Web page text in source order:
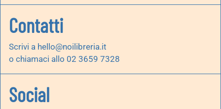
Contatti
Scrivi a hello@noilibreria.it
o chiamaci allo 02 3659 7328
Social